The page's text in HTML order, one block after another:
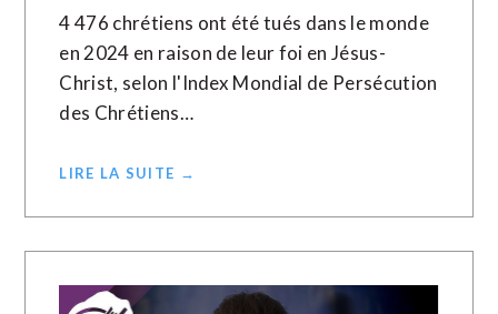
4 476 chrétiens ont été tués dans le monde
en 2024 en raison de leur foi en Jésus-
Christ, selon l'Index Mondial de Persécution
des Chrétiens…
LIRE LA SUITE →